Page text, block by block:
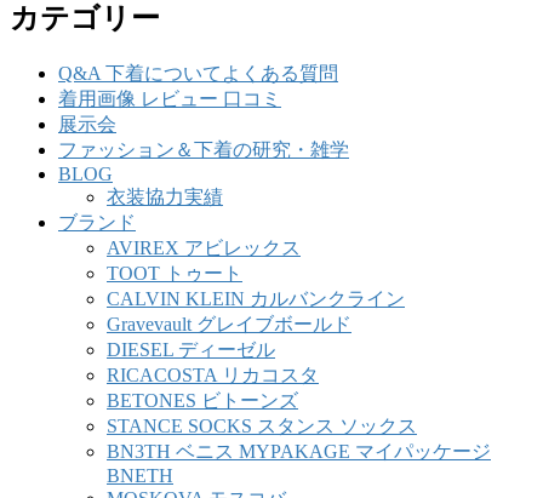
カテゴリー
Q&A 下着についてよくある質問
着用画像 レビュー 口コミ
展示会
ファッション＆下着の研究・雑学
BLOG
衣装協力実績
ブランド
AVIREX アビレックス
TOOT トゥート
CALVIN KLEIN カルバンクライン
Gravevault グレイブボールド
DIESEL ディーゼル
RICACOSTA リカコスタ
BETONES ビトーンズ
STANCE SOCKS スタンス ソックス
BN3TH ベニス MYPAKAGE マイパッケージ
BNETH